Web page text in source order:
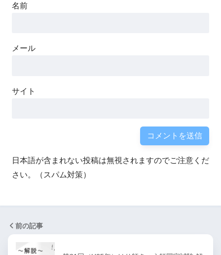
名前
メール
サイト
日本語が含まれない投稿は無視されますのでご注意くだ
さい。（スパム対策）
前の記事